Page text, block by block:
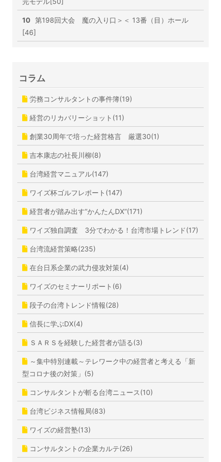
10 第198回大会 魔の入り口＞＜ 13番（目）ホール
[46]
コラム
労務コンサルタントの事件簿(19)
経営のリカバリーショット(11)
創業30周年で培った経営格言 厳選30(1)
吉本康志の社長川柳(8)
台湾経営マニュアル(147)
ワイズ杯ゴルフレポート(147)
経営者が踏み出す”かんたんDX”(171)
ワイズ独自調査 3分でわかる！台湾市場トレンド(17)
台湾流経営策略(235)
在台日系企業の武力侵攻対策(4)
ワイズのセミナーリポート(6)
段子の台湾トレンド情報(28)
信長に学ぶDX(4)
ＳＡＲＳを経験した経営者が語る(3)
～集中特別連載～テレワーク中の経営者と考える「新
型コロナ後の対策」(5)
コンサルタントが斬る台湾ニュース(10)
台湾ビジネス情報局(83)
ワイズの経営塾(13)
コンサルタントの企業カルテ(26)